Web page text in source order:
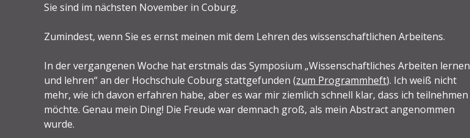
Sie sind im nächsten November in Coburg.
Zumindest, wenn Sie es ernst meinen mit dem Lehren des wissenschaftlichen Arbeitens.
In der vergangenen Woche hat erstmals das Symposium „Wissenschaftliches Arbeiten lernen
und lehren“ an der Hochschule Coburg stattgefunden (zum Programmheft). Ich weiß nicht
mehr, wie ich davon erfahren habe, aber es war mir ziemlich schnell klar, dass ich teilnehmen
möchte. Genau mein Ding! Die Freude war demnach groß, als mein Abstract angenommen
wurde.